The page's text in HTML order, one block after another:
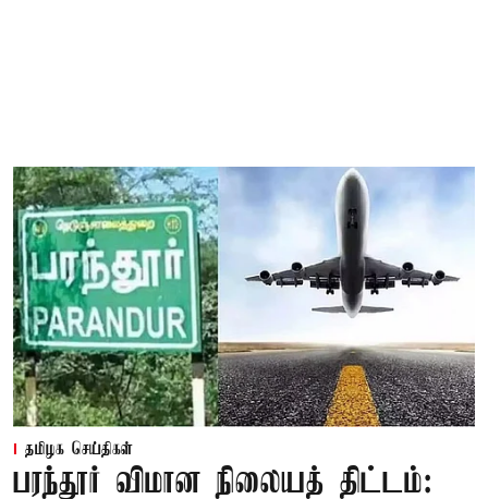
தமிழக செய்திகள்
பரந்தூர் விமான நிலையத் திட்டம்: